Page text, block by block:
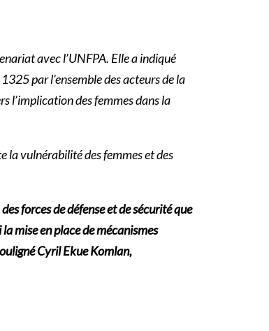
avec l’UNFPA. Elle a indiqué
par l’ensemble des acteurs de la
l’implication des femmes dans la
la vulnérabilité des femmes et des
forces de défense et de sécurité que
mise en place de mécanismes
Cyril Ekue Komlan,